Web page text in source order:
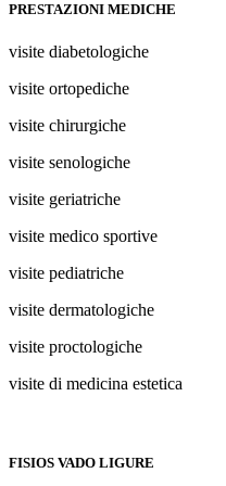
PRESTAZIONI MEDICHE
visite diabetologiche
visite ortopediche
visite chirurgiche
visite senologiche
visite geriatriche
visite medico sportive
visite pediatriche
visite dermatologiche
visite proctologiche
visite di medicina estetica
FISIOS VADO LIGURE